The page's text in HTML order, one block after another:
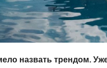
назвать трендом.